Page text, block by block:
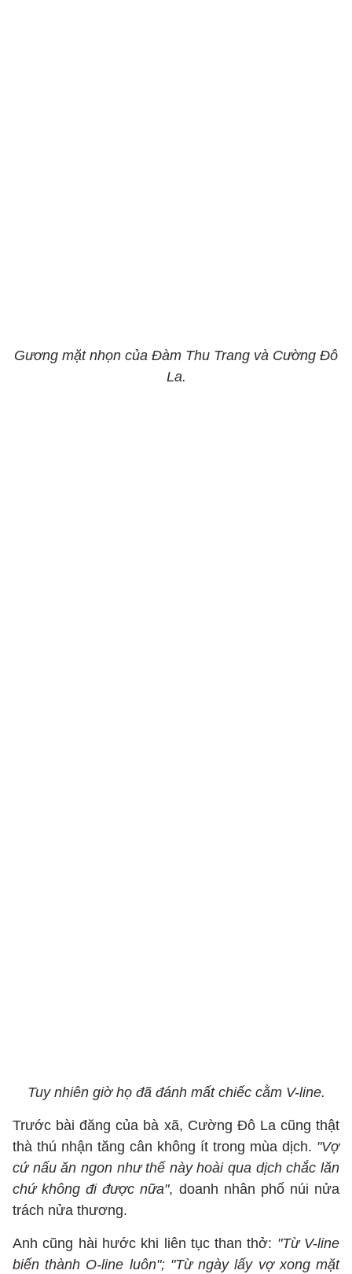
Gương mặt nhọn của Đàm Thu Trang và Cường Đô
La.
Tuy nhiên giờ họ đã đánh mất chiếc cằm V-line.
Trước bài đăng của bà xã, Cường Đô La cũng thật
thà thú nhận tăng cân không ít trong mùa dịch. "Vợ
cứ nấu ăn ngon như thế này hoài qua dịch chắc lăn
chứ không đi được nữa", doanh nhân phố núi nửa
trách nửa thương.
Anh cũng hài hước khi liên tục than thở: "Từ V-line
biến thành O-line luôn"; "Từ ngày lấy vợ xong mặt